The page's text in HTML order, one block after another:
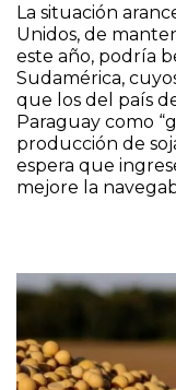
La situación
Unidos, de
este año, podría
Sudamérica,
que los del país
Paraguay como
producción de
espera que
mejore la